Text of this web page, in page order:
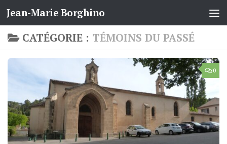
Skip to content
Jean-Marie Borghino
CATÉGORIE : TÉMOINS DU PASSÉ
0